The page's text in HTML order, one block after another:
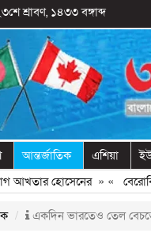
শ্রাবণ, ১৪৩৩ বঙ্গাব্দ
আন্তর্জাতিক এশিয়া
হোসেনের» «বেরোবিতে
একদিন ভারতেও তেল বেচতে